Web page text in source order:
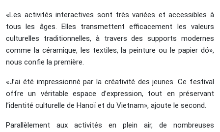
«Les activités interactives sont très variées et accessibles à
tous les âges. Elles transmettent efficacement les valeurs
culturelles traditionnelles, à travers des supports modernes
comme la céramique, les textiles, la peinture ou le papier dó»,
nous confie la première.
«J’ai été impressionné par la créativité des jeunes. Ce festival
offre un véritable espace d’expression, tout en préservant
l’identité culturelle de Hanoï et du Vietnam», ajoute le second.
Parallèlement aux activités en plein air, de nombreuses